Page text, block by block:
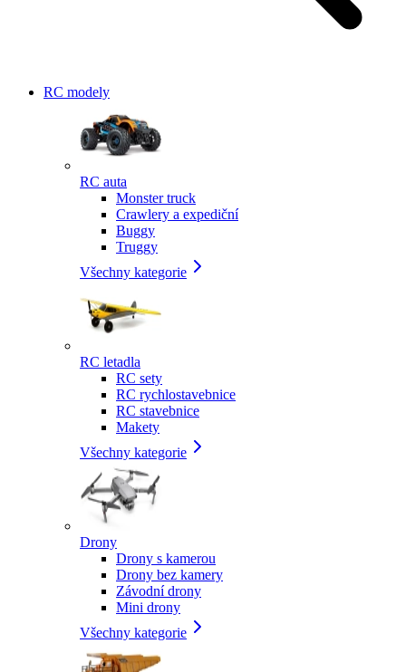
RC modely
RC auta
Monster truck
Crawlery a expediční
Buggy
Truggy
Všechny kategorie
RC letadla
RC sety
RC rychlostavebnice
RC stavebnice
Makety
Všechny kategorie
Drony
Drony s kamerou
Drony bez kamery
Závodní drony
Mini drony
Všechny kategorie